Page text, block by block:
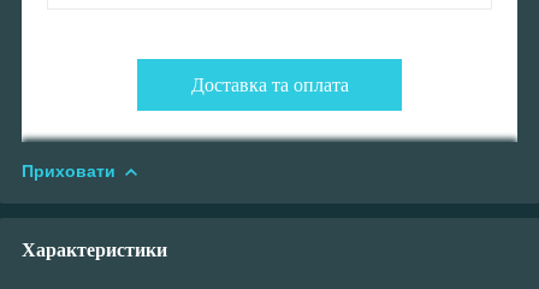
Доставка та оплата
Приховати
Характеристики